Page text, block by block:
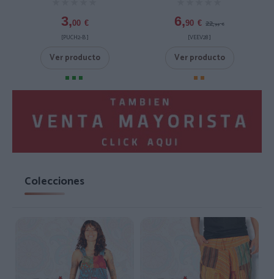
3,00 €
[PUCH2-B ]
Ver producto
6,90 € 22,99 €
[VEEV28 ]
Ver producto
Colecciones